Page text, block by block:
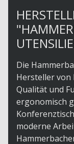
Die
Hersteller
Qualität und
ergonomisch
moderne